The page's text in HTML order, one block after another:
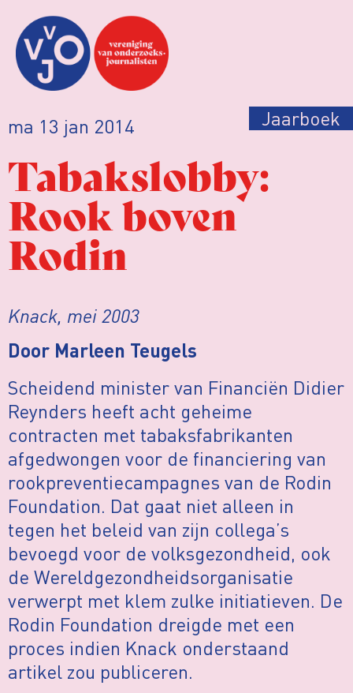
ma 13 jan 2014 Jaarboek
Tabakslobby:
Rook boven
Rodin
Knack, mei 2003
Door Marleen Teugels
Scheidend minister van Financiën Didier
Reynders heeft acht geheime
contracten met tabaksfabrikanten
afgedwongen voor de financiering van
rookpreventiecampagnes van de Rodin
Foundation. Dat gaat niet alleen in
tegen het beleid van zijn collega’s
bevoegd voor de volksgezondheid, ook
de Wereldgezondheidsorganisatie
verwerpt met klem zulke initiatieven. De
Rodin Foundation dreigde met een
proces indien Knack onderstaand
artikel zou publiceren.